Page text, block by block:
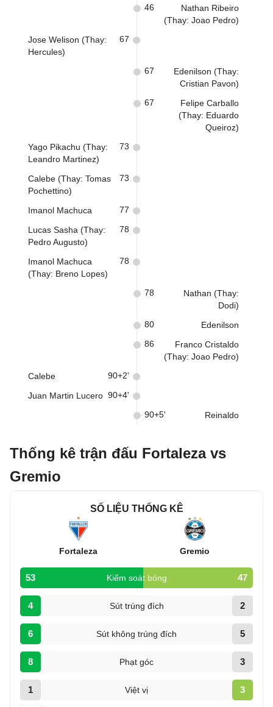
Nathan Ribeiro
(Thay: Joao Pedro)
46
Jose Welison (Thay:
Hercules)
67
Edenilson (Thay:
Cristian Pavon)
67
Felipe Carballo
(Thay: Eduardo
Queiroz)
67
Yago Pikachu (Thay:
Leandro Martinez)
73
Calebe (Thay: Tomas
Pochettino)
73
Imanol Machuca 77
Lucas Sasha (Thay:
Pedro Augusto)
78
Imanol Machuca
(Thay: Breno Lopes)
78
Nathan (Thay:
Dodi)
78
Edenilson
80
Franco Cristaldo
(Thay: Joao Pedro)
86
Calebe 90+2'
Juan Martin Lucero 90+4'
Reinaldo
90+5'
Thống kê trận đấu Fortaleza vs
Gremio
SỐ LIỆU THỐNG KÊ
Fortaleza Gremio
53 Kiểm soát bóng 47
4 Sút trúng đích 2
6 Sút không trúng đích 5
8 Phạt góc 3
1 Việt vị 3